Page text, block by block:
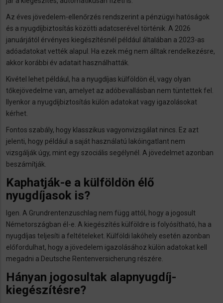
Az éves jövedelem-ellenőrzés rendszerint a pénzügyi hatóságok
és a nyugdíjbiztosítás közötti adatcserével történik. A 2026
januárjától érvényes kiegészítésnél például általában a 2023-as
adóadatokat vették alapul. Ha ezek még nem álltak rendelkezésre,
akkor korábbi év adatait használhatták.
Kivétel lehet például, ha a nyugdíjas külföldön él, vagy olyan
tőkejövedelme van, amelyet az adóbevallásban nem tüntettek fel.
Ilyenkor a nyugdíjbiztosítás külön adatokat vagy igazolásokat
kérhet.
Fontos szabály, hogy klasszikus vagyonvizsgálat nincs. Ez azt
jelenti, hogy például a saját használatú lakóingatlant nem
vizsgálják úgy, mint egy szociális segélynél. A jövedelmet azonban
beszámítják.
Kaphatják-e a külföldön élő
nyugdíjasok is?
Igen. A Grundrentenzuschlag nem függ attól, hogy a jogosult
Németországban él-e. A kiegészítés külföldre is folyósítható, ha a
nyugdíjas teljesíti a feltételeket. Külföldi lakóhely esetén azonban
előfordulhat, hogy a jövedelem igazolásához külön adatokat kell
megadni a Deutsche Rentenversicherung részére.
Hányan jogosultak alapnyugdíj-
kiegészítésre?